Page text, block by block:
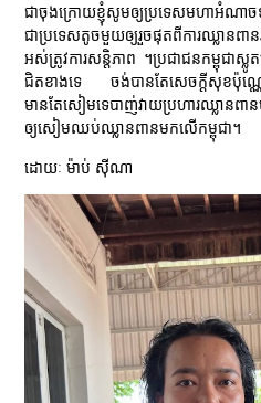
ជាចុងក្រោយខ្ញុំសូមឲ្យប្រទេសមហាអំណា
ជាប្រទេសតូចមួយឲ្យរួចផុតពីការឈ្លាន
អស់ត្រូវការសន្តិភាព ។ប្រជាជនកម្ពុជា
ជិតខាងទេ ចង់បានតែសេចក្ដីសុខប៉ុណ្
មានតែសៀមទេបាញ់វាយប្រហារឈ្ល
ឲ្យសៀមឈប់ឈ្លានពានមកលើកម្ពុជា។
ដោយៈ ម៉ាប់ ស៊ីណា